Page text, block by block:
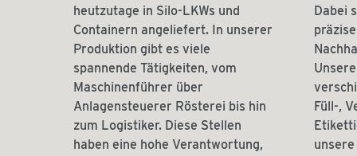
heutzutage in Silo-LKWs und
Containern angeliefert. In unserer
Produktion gibt es viele
spannende Tätigkeiten, vom
Maschinenführer über
Anlagensteuerer Rösterei bis hin
zum Logistiker. Diese Stellen
haben eine hohe Verantwortung,
Dabei
Füll-,